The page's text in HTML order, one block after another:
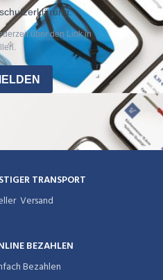
über den Link in
TRANSPORT
Versand
BEZAHLEN
Bezahlen